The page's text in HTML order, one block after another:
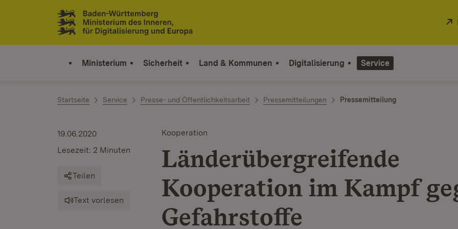
Zum Inhalt springen
Link zur Startseite
Ministerium Sicherheit Land & Kommunen Digitalisierung Service
Startseite Service Presse- und Öffentlichkeitsarbeit Pressemitteilungen Pressemitteilung
Kooperation
Länderübergreifende
Kooperation im Kampf
Gefahrstoffe
19.06.2020
Lesezeit: 2 Minuten
Teilen
Text vorlesen